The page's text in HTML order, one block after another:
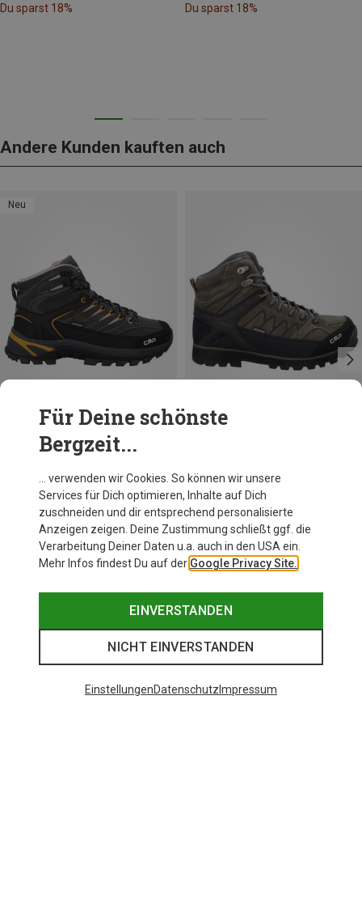
Du sparst 18% Du sparst 18%
Andere Kunden kauften auch
Neu
+1
Herren Rigel 2.0 Mid WP Schuhe
46 48 49
CMP
Herren Moon Mid WP Schuhe
119,95 €
Für Deine schönste
Bergzeit...
… verwenden wir Cookies. So können wir unsere
Services für Dich optimieren, Inhalte auf Dich
zuschneiden und dir entsprechend personalisierte
Anzeigen zeigen. Deine Zustimmung schließt ggf. die
Verarbeitung Deiner Daten u.a. auch in den USA ein.
Mehr Infos findest Du auf der Google Privacy Site.
EINVERSTANDEN
NICHT EINVERSTANDEN
EinstellungenDatenschutz Impressum